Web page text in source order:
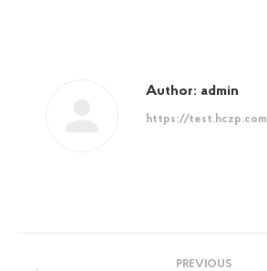
Author: admin
https://test.hczp.com
PREVIOUS